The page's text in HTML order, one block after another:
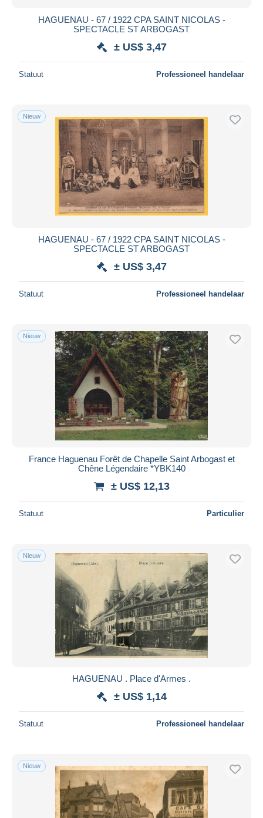
HAGUENAU - 67 / 1922 CPA SAINT NICOLAS -
SPECTACLE ST ARBOGAST
± US$ 3,47
Statuut Professioneel handelaar
Nieuw
HAGUENAU - 67 / 1922 CPA SAINT NICOLAS -
SPECTACLE ST ARBOGAST
± US$ 3,47
Statuut Professioneel handelaar
Nieuw
France Haguenau Forêt de Chapelle Saint Arbogast et
Chêne Légendaire *YBK140
± US$ 12,13
Statuut Particulier
Nieuw
HAGUENAU . Place d'Armes .
± US$ 1,14
Statuut Professioneel handelaar
Nieuw